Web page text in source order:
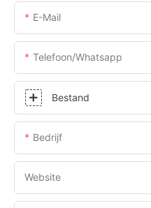
E-Mail
Telefoon/whatsapp
Bestand
Bedrijf
Website